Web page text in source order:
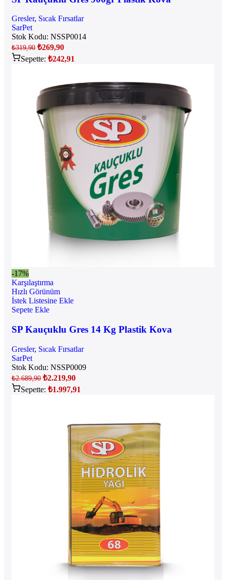
Gresler, Sıcak Fırsatlar
SarPet
Stok Kodu: NSSP0014
₺319,90 ₺269,90
Sepette: ₺242,91
-17%
Karşılaştırma
Hızlı Görünüm
İstek Listesine Ekle
Sepete Ekle
SP Kauçuklu Gres 14 Kg Plastik Kova
Gresler, Sıcak Fırsatlar
SarPet
Stok Kodu: NSSP0009
₺2.689,90 ₺2.219,90
Sepette: ₺1.997,91